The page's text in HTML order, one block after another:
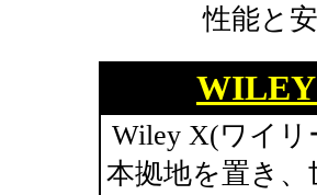
性能と
Wiley X(ワイ
本拠地を置き